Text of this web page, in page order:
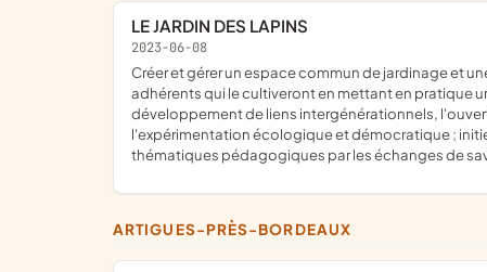
LE JARDIN DES LAPINS
2023-06-08
créer et gérer un espace commun de jardinage et une cabane de jardin, comme lieu de convivialité, de partage et de respect mutuel ; gérer et animer en commun l'espace par les
adhérents qui le cultiveront en mettant en pratique
développement de liens intergénérationnels,
l'expérimentation écologique et démocratique ;
thématiques pédagogiques par les échanges de
ARTIGUES-PRÈS-BORDEAUX